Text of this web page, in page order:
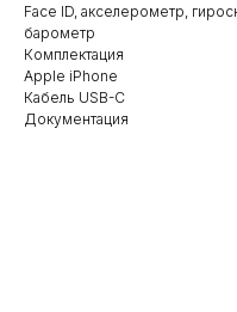
Face ID, акселерометр,
барометр
Комплектация
Apple iPhone
Кабель USB-C
Документация